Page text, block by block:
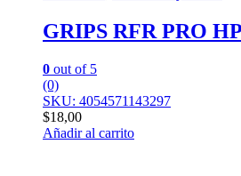
GRIPS RFR PRO
0 out of 5
(0)
SKU: 4054571143297
$18,00
Añadir al carrito